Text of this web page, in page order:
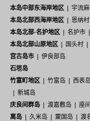
本岛中部东海岸地区
宇流
本岛北部西海岸地区
恩纳村
本岛北部·名护地区
名护市
本岛北部山原地区
国头村
宫古岛市
伊良部岛
石垣岛
竹富町地区
竹富岛 西表岛
新城岛
庆良间群岛
渡嘉敷岛 座
离岛
久米岛 粟国岛 渡